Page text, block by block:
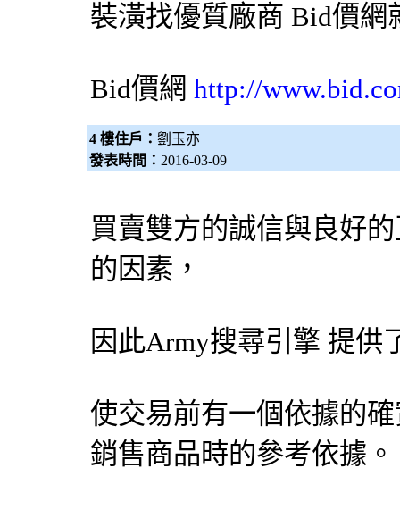
裝潢找優質廠商 Bid價網
Bid價網 http://
4 樓住戶： 劉玉亦
發表時間： 2016-03-09
買賣雙方的誠信與良好
的因素，
因此Army搜尋引擎 提供
使交易前有一個依據的
銷售商品時的參考依據。